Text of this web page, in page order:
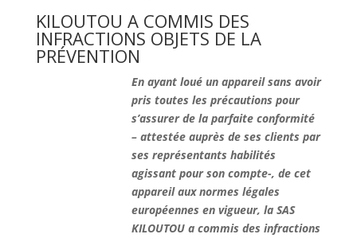
KILOUTOU A COMMIS DES
INFRACTIONS OBJETS DE LA
PRÉVENTION
En ayant loué un appareil sans avoir
pris toutes les précautions pour
s’assurer de la parfaite conformité
– attestée auprès de ses clients par
ses représentants habilités
agissant pour son compte-, de cet
appareil aux normes légales
européennes en vigueur, la SAS
KILOUTOU a commis des infractions